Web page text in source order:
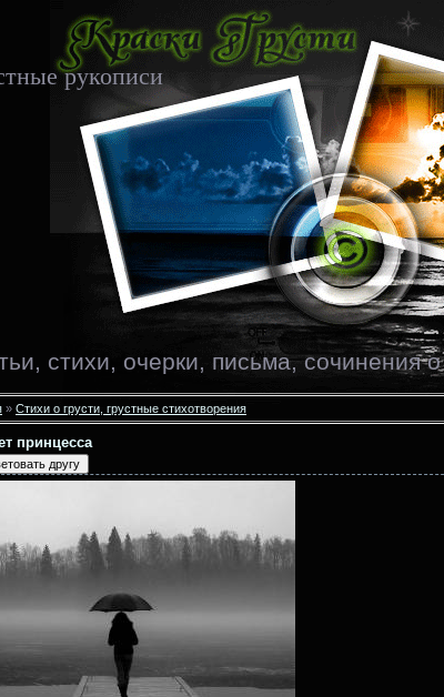
рукописи
стихи, очерки, письма, сочинения о
» Стихи о грусти, грустные стихотворения
принцесса